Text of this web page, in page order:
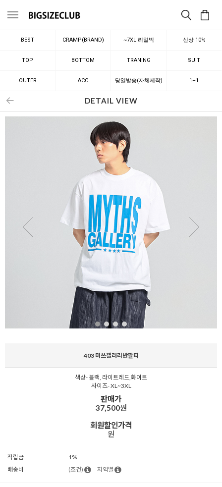
메뉴
BEST CRAMP(BRAND) ~7XL 리얼빅 신상 10%
TOP BOTTOM TRANING SUIT
OUTER ACC 당일발송(자체제작) 1+1
DETAIL VIEW
403 미쓰갤러리반팔티
색상- 블랙, 라이트레드,화이트
사이즈- XL~3XL
판매가
37,500원
회원할인가격
원
적립금
1%
배송비
(조건) 지역별